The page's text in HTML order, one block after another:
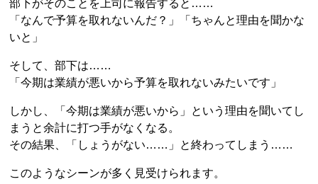
部下がそのことを上司に報告すると……
「なんで予算を取れないんだ？」「ちゃんと理由を聞かな
いと」
そして、部下は……
「今期は業績が悪いから予算を取れないみたいです」
しかし、「今期は業績が悪いから」という理由を聞いてし
まうと余計に打つ手がなくなる。
その結果、「しょうがない……」と終わってしまう……
このようなシーンが多く見受けられます。